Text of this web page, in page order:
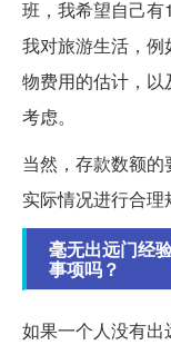
班，我希望自己
我对旅游生活，
物费用的估计，
考虑。
当然，存款数额
实际情况进行合理
毫无出远门经
事项吗？
如果一个人没有